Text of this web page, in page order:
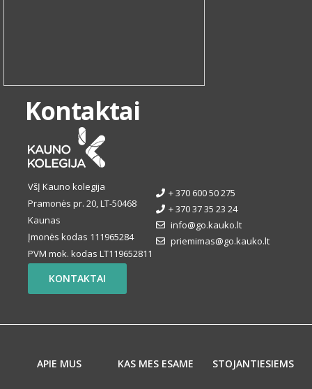
Kontaktai
VšĮ Kauno kolegija
Pramonės pr. 20, LT-50468
Kaunas
Įmonės kodas 111965284
PVM mok. kodas LT119652811
+ 370 600 50 275
+ 370 37 35 23 24
info@go.kauko.lt
priemimas@go.kauko.lt
KONTAKTAI
APIE MUS KAS MES ESAME STOJANTIESIEMS